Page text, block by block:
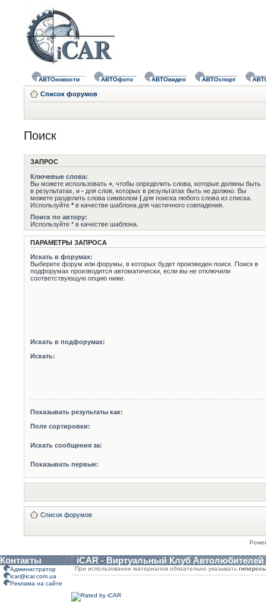
АВТОновости АВТОфото АВТОвидео АВТОспорт
Список форумов
Поиск
ЗАПРОС
Ключевые слова:
Вы можете использовать + , чтобы определить слова, которые должны быть
в результатах, и - для слов, которых в результатах быть не должно. Вы
можете разделить слова символом | для поиска любого слова из списка.
Используйте * в качестве шаблона для частичного совпадения.
Поиск по автору:
Используйте * в качестве шаблона.
ПАРАМЕТРЫ ЗАПРОСА
Искать в форумах:
Выберите форум или форумы, в которых будет произведен поиск. Поиск в
подфорумах производится автоматически, если вы не отключили
соответствующую опцию ниже.
Искать в подфорумах:
Искать:
Показывать результаты как:
Поле сортировки:
Искать сообщения за:
Показывать первые:
Список форумов
Контакты iCAR - Виртуальный Клуб Автолюбителей
Администратор
icar@icar.com.ua
Реклама на сайте
При использовании материалов обязательно указывать